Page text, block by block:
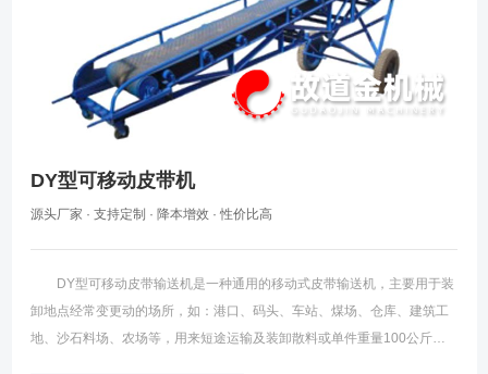
安博·体育（中国）
DY型可移动皮带机
源头厂家 · 支持定制 · 降本增效 · 性价比高
DY型可移动皮带输送机是一种通用的移动式皮带输送机，主要用于装
卸地点经常变更动的场所，如：港口、码头、车站、煤场、仓库、建筑工
地、沙石料场、农场等，用来短途运输及装卸散料或单件重量100公斤以